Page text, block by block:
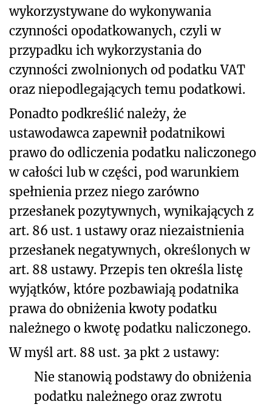
wykorzystywane do wykonywania
czynności opodatkowanych, czyli w
przypadku ich wykorzystania do
czynności zwolnionych od podatku VAT
oraz niepodlegających temu podatkowi.
Ponadto podkreślić należy, że
ustawodawca zapewnił podatnikowi
prawo do odliczenia podatku naliczonego
w całości lub w części, pod warunkiem
spełnienia przez niego zarówno
przesłanek pozytywnych, wynikających z
art. 86 ust. 1 ustawy oraz niezaistnienia
przesłanek negatywnych, określonych w
art. 88 ustawy. Przepis ten określa listę
wyjątków, które pozbawiają podatnika
prawa do obniżenia kwoty podatku
należnego o kwotę podatku naliczonego.
W myśl art. 88 ust. 3a pkt 2 ustawy:
Nie stanowią podstawy do obniżenia
podatku należnego oraz zwrotu